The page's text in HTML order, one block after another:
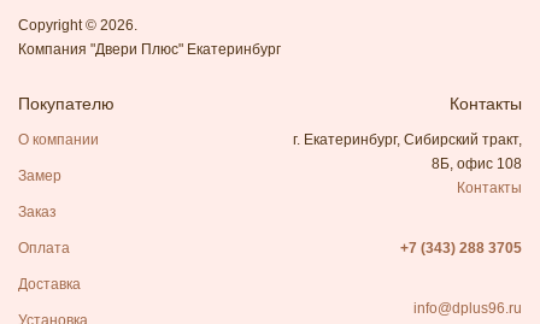
Copyright © 2026.
Компания "Двери Плюс" Екатеринбург
Покупателю
О компании
Замер
Заказ
Оплата
Доставка
Установка
Контакты
г. Екатеринбург, Сибирский тракт,
8Б, офис 108
Контакты
+7 (343) 288 3705
info@dplus96.ru